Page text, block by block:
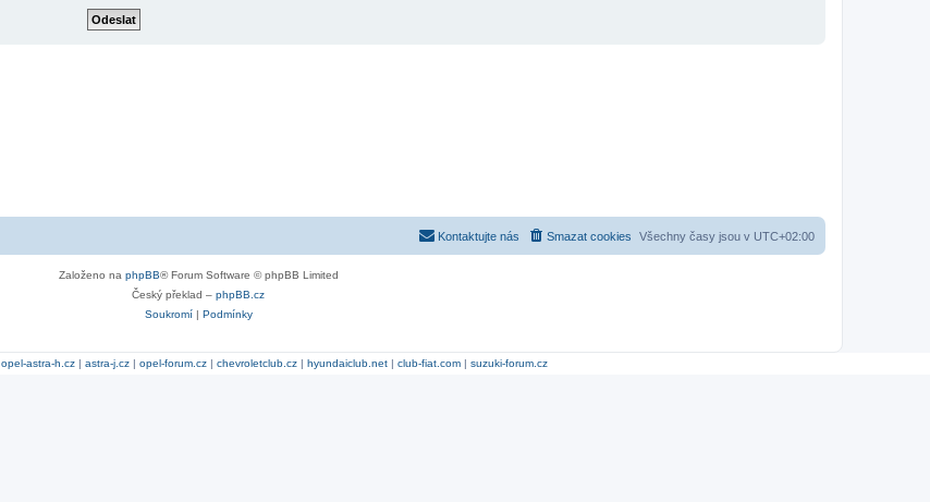
Všechny časy jsou v UTC+02:00
Smazat cookies
Kontaktujte nás
Založeno na phpBB® Forum Software © phpBB Limited
Český překlad – phpBB.cz
Soukromí| Podmínky
opel-astra-h.cz | astra-j.cz | opel-forum.cz | chevroletclub.cz | hyundaiclub.net | club-fiat.com | suzuki-forum.cz